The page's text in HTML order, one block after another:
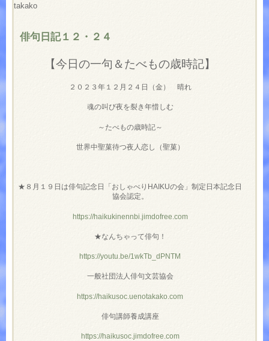
takako
俳句日記１２・２４
【今日の一句＆たべもの歳時記】
２０２３年１２月２４日（金） 晴れ
魂の叫び夜を裂き年惜しむ
～たべもの歳時記～
世界中聖菓待つ夜人恋し（聖菓）
★８月１９日は俳句記念日「おしゃべりHAIKUの会」制定日本記念日
協会認定。
https://haikukinennbi.jimdofree.com
★なんちゃって俳句！
https://youtu.be/1wkTb_dPNTM
一般社団法人俳句文芸協会
https://haikusoc.uenotakako.com
俳句講師養成講座
https://haikusoc.jimdofree.com